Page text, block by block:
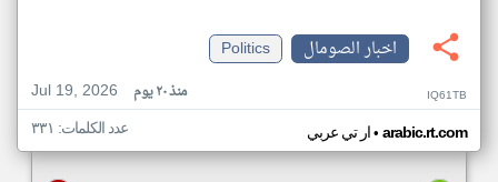
اخبار الصومال
Politics
Jul 19, 2026
منذ ٢٠ يوم IQ61TB
ار تي عربي• arabic.rt.com عدد الكلمات: ٣٣١